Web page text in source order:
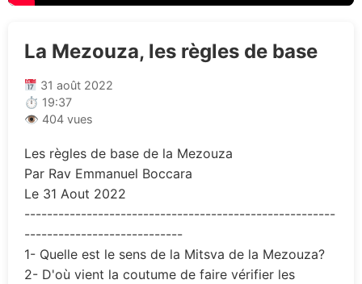
La Mezouza, les règles de base
31 août 2022
⏱ 19:37
👁 404 vues
Les règles de base de la Mezouza
Par Rav Emmanuel Boccara
Le 31 Aout 2022
-------------------------------------------------------
----------------------------
1- Quelle est le sens de la Mitsva de la Mezouza?
2- D'où vient la coutume de faire vérifier les